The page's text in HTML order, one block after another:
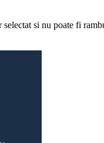
si nu poate fi